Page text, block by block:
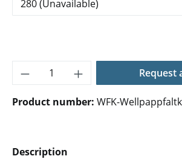
Product Quantity: Enter
Request
Product number: WFK-
Description